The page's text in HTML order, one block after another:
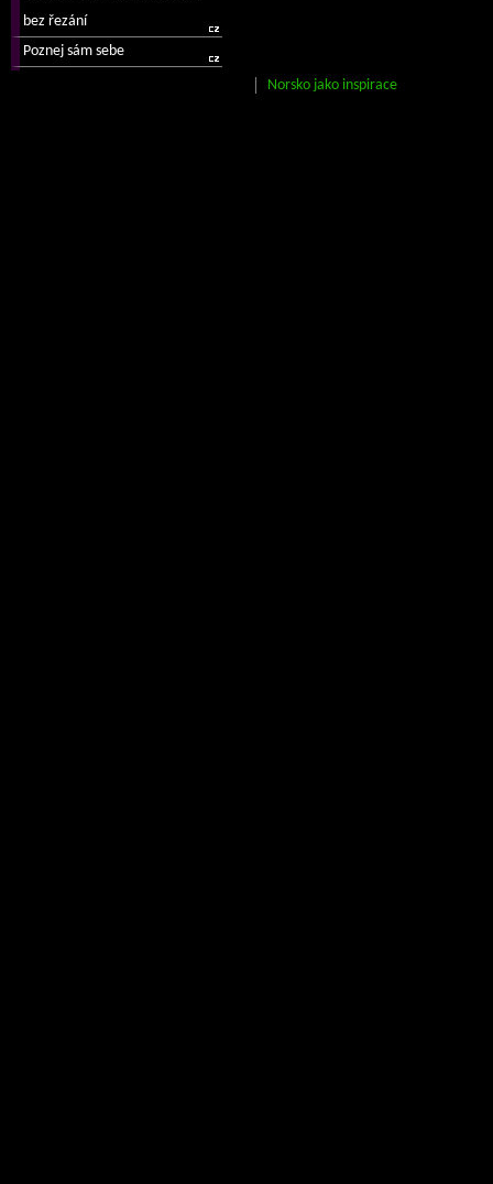
Norsko jako inspirace